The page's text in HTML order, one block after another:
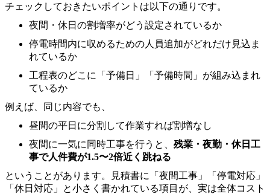
チェックしておきたいポイントは以下の通りです。
夜間・休日の割増率がどう設定されているか
停電時間内に収めるための人員追加がどれだけ見込ま
れているか
工程表のどこに「予備日」「予備時間」が組み込まれ
ているか
例えば、同じ内容でも、
昼間の平日に分割して作業すれば割増なし
夜間に一気に同時工事を行うと、 残業・夜勤・休日工
事で人件費が1.5〜2倍近く跳ねる
ということがあります。見積書に「夜間工事」「停電対応」
「休日対応」と小さく書かれている項目が、実は全体コスト